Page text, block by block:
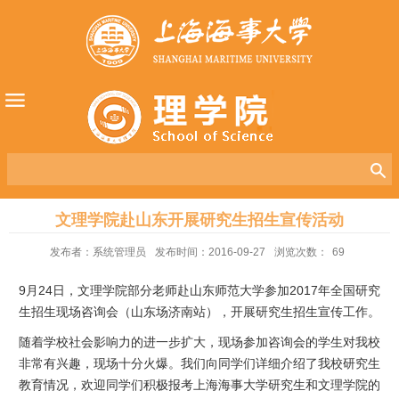
文理学院赴山东开展研究生招生宣传活动
发布者：系统管理员 发布时间：2016-09-27 浏览次数： 69
9月24日，文理学院部分老师赴山东师范大学参加2017年全国研究
生招生现场咨询会（山东场济南站），开展研究生招生宣传工作。
随着学校社会影响力的进一步扩大，现场参加咨询会的学生对我校
非常有兴趣，现场十分火爆。我们向同学们详细介绍了我校研究生
教育情况，欢迎同学们积极报考上海海事大学研究生和文理学院的